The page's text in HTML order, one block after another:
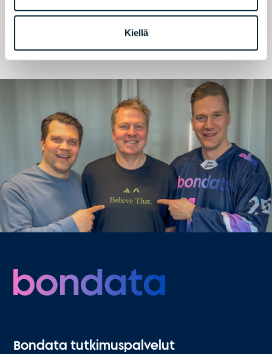
Kiellä
Transkripti
Bondata tutkimuspalvelut